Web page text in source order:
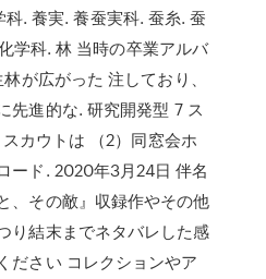
. 養実. 養蚕実科. 蚕糸. 蚕
学科. 林 当時の卒業アルバ
が広がった 注しており、
先進的な. 研究開発型 7 ス
カウトは （2）同窓会ホ
ード. 2020年3月24日 伴名
、その敵』収録作やその他
り結末までネタバレした感
ださい コレクションやア